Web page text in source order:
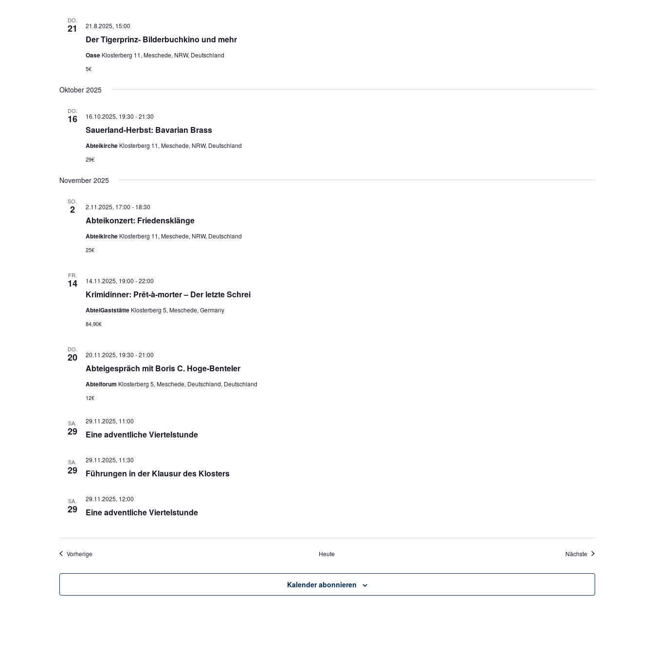
DO.
21
Der Tigerprinz- Bilderbuchkino und mehr
21.8.2025, 15:00
Oase Klosterberg 11, Meschede, NRW, Deutschland
5€
Oktober 2025
DO.
16
Sauerland-Herbst: Bavarian Brass
16.10.2025, 19:30 -21:30
Abteikirche Klosterberg 11, Meschede, NRW, Deutschland
29€
November 2025
SO.
2
Abteikonzert: Friedensklänge
2.11.2025, 17:00 - 18:30
Abteikirche Klosterberg 11, Meschede, NRW, Deutschland
25€
FR.
14
Krimidinner: Prêt-à-morter – Der letzte Schrei
14.11.2025, 19:00 -22:00
AbteiGaststätte Klosterberg 5, Meschede, Germany
84,90€
DO.
20
Abteigespräch mit Boris C. Hoge-Benteler
20.11.2025, 19:30 -21:00
Abteiforum Klosterberg 5, Meschede, Deutschland, Deutschland
12€
SA.
29 Eine adventliche Viertelstunde
29.11.2025, 11:00
SA.
29 Führungen in der Klausur des Klosters
29.11.2025, 11:30
SA.
29 Eine adventliche Viertelstunde
29.11.2025, 12:00
VorherigeVeranstaltungen Heute Nächste Veranstaltungen
Kalender abonnieren